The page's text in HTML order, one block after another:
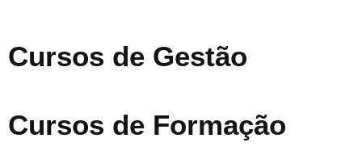
Cursos de Gestão
Cursos de Formação